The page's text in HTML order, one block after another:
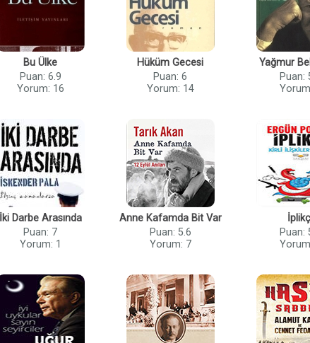
Bu Ülke
Puan: 6.9
Yorum: 16
Hüküm Gecesi
Puan: 6
Yorum: 14
Yağmur
Puan:
İki Darbe Arasında
Puan: 7
Yorum: 1
Anne Kafamda Bit Var
Puan: 5.6
Yorum: 7
Puan: